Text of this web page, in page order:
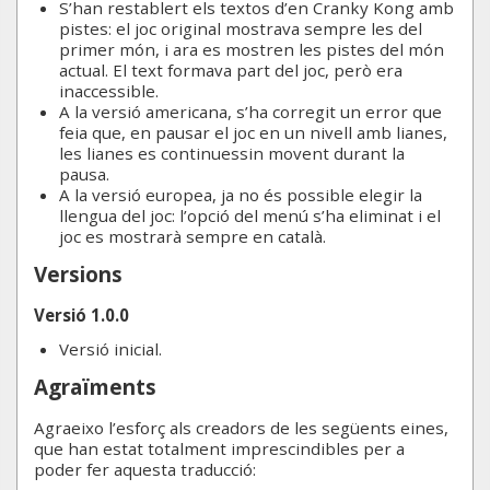
S’han restablert els textos d’en Cranky Kong amb
pistes: el joc original mostrava sempre les del
primer món, i ara es mostren les pistes del món
actual. El text formava part del joc, però era
inaccessible.
A la versió americana, s’ha corregit un error que
feia que, en pausar el joc en un nivell amb lianes,
les lianes es continuessin movent durant la
pausa.
A la versió europea, ja no és possible elegir la
llengua del joc: l’opció del menú s’ha eliminat i el
joc es mostrarà sempre en català.
Versions
Versió 1.0.0
Versió inicial.
Agraïments
Agraeixo l’esforç als creadors de les següents eines,
que han estat totalment imprescindibles per a
poder fer aquesta traducció: